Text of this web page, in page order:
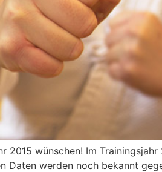
2015 wünschen! Im
Daten werden noch bekannt